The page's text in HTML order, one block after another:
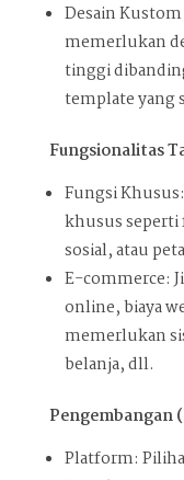
Desain
memerlukan
tinggi
template yang
Fungsionalitas
Fungsi
khusus
sosial, atau
E-commerce:
online, biaya
memerlukan
belanja, dll.
Pengembangan
Platform: